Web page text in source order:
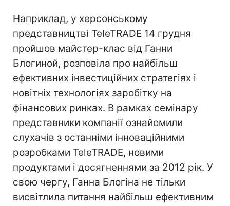
Наприклад, у херсонському
представництві TeleTRADE 14 грудня
пройшов майстер-клас від Ганни
Блогиной, розповіла про найбільш
ефективних інвестиційних стратегіях і
новітніх технологіях заробітку на
фінансових ринках. В рамках семінару
представники компанії ознайомили
слухачів з останніми інноваційними
розробками TeleTRADE, новими
продуктами і досягненнями за 2012 рік. У
свою чергу, Ганна Блогіна не тільки
висвітлила питання найбільш ефективним